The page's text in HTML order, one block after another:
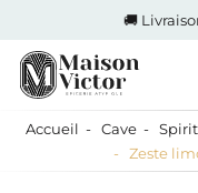
🚚
Accueil Cave
Zeste